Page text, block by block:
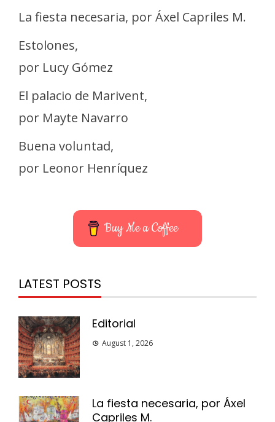
La fiesta necesaria, por Áxel Capriles M.
Estolones,
por Lucy Gómez
El palacio de Marivent,
por Mayte Navarro
Buena voluntad,
por Leonor Henríquez
Buy Me a Coffee
LATEST POSTS
Editorial
August 1, 2026
La fiesta necesaria, por Áxel
Capriles M.